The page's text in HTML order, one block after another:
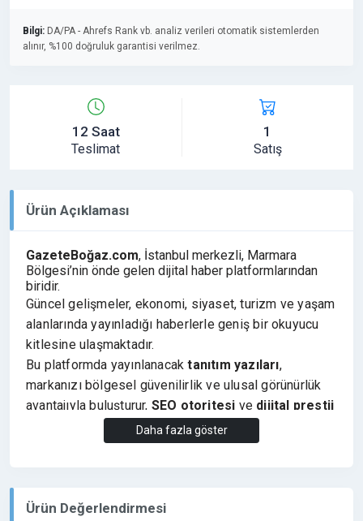
Bilgi: DA/PA - Ahrefs Rank vb. analiz verileri otomatik sistemlerden
alınır, %100 doğruluk garantisi verilmez.
12 Saat
Teslimat
1
Satış
Ürün Açıklaması
GazeteBoğaz.com, İstanbul merkezli, Marmara
Bölgesi’nin önde gelen dijital haber platformlarından
biridir.
Güncel gelişmeler, ekonomi, siyaset, turizm ve yaşam
alanlarında yayınladığı haberlerle geniş bir okuyucu
kitlesine ulaşmaktadır.
Bu platformda yayınlanacaktanıtım yazıları,
markanızı bölgesel güvenilirlik ve ulusal görünürlük
avantajıyla buluşturur, SEO otoritesi ve dijital prestij
✔️ Bölgesel ve ulusal erişim
Daha fazla göster
Ürün Değerlendirmesi